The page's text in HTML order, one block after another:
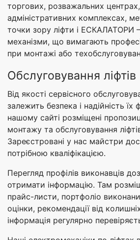
торгових, розважальних
адміністративних комплексах,
точки зору ліфти і ЕСКАЛАТОРИ –
механізми, що вимагають
при монтажі або
Обслуговування ліфтів
Від якості сервісного
залежить безпека і надійність їх
нашому сайті розміщені
монтажу та обслуговування
Зареєстровані у нас майстри
потрібною кваліфікацією.
Перегляд профілів виконавців
отримати інформацію. Там
прайс-листи, портфоліо
оцінки, рекомендації від
інформація регулярно